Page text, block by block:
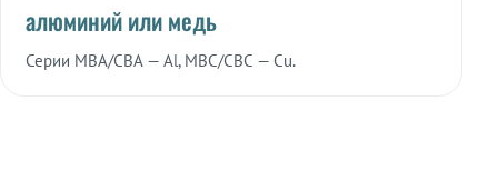
алюминий или медь
Серии МВА/СВА — Al, МВС/СВС — Cu.